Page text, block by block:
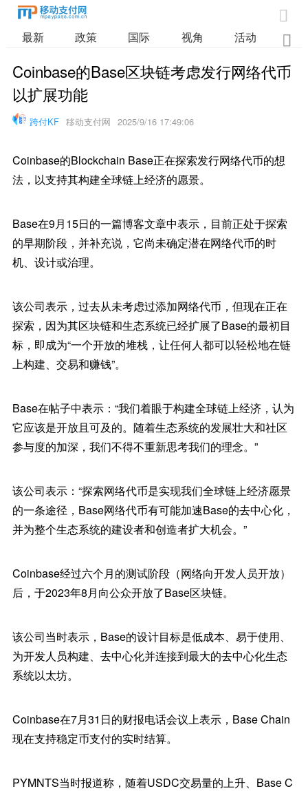

最新 政策 国际 视角 活动 业

Coinbase的Base区块链考虑发行网络代币
以扩展功能
跨付KF 移动支付网 2025/9/16 17:49:06
Coinbase的Blockchain Base正在探索发行网络代币的想
法，以支持其构建全球链上经济的愿景。
Base在9月15日的一篇博客文章中表示，目前正处于探索
的早期阶段，并补充说，它尚未确定潜在网络代币的时
机、设计或治理。
该公司表示，过去从未考虑过添加网络代币，但现在正在
探索，因为其区块链和生态系统已经扩展了Base的最初目
标，即成为“一个开放的堆栈，让任何人都可以轻松地在链
上构建、交易和赚钱”。
Base在帖子中表示：“我们着眼于构建全球链上经济，认为
它应该是开放且可及的。随着生态系统的发展壮大和社区
参与度的加深，我们不得不重新思考我们的理念。”
该公司表示：“探索网络代币是实现我们全球链上经济愿景
的一条途径，Base网络代币有可能加速Base的去中心化，
并为整个生态系统的建设者和创造者扩大机会。”
Coinbase经过六个月的测试阶段（网络向开发人员开放）
后，于2023年8月向公众开放了Base区块链。
该公司当时表示，Base的设计目标是低成本、易于使用、
为开发人员构建、去中心化并连接到最大的去中心化生态
系统以太坊。
Coinbase在7月31日的财报电话会议上表示，Base Chain
现在支持稳定币支付的实时结算。
PYMNTS当时报道称，随着USDC交易量的上升、Base C